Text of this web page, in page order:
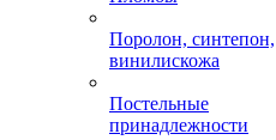
винилискожа